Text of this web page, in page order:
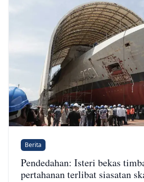
Berita
Pendedahan: Isteri bekas
pertahanan terlibat siasatan